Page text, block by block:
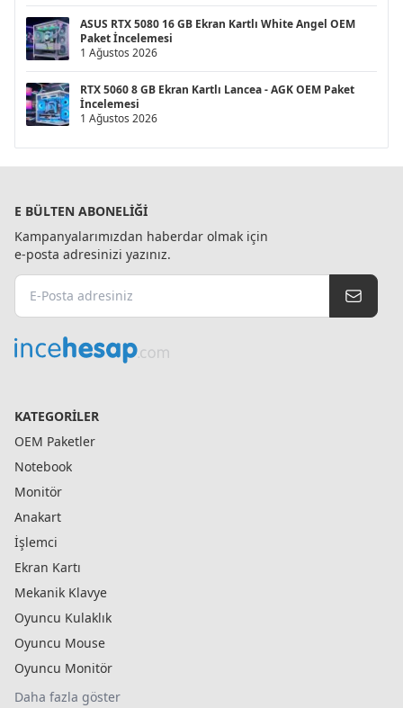
ASUS RTX 5080 16 GB Ekran Kartlı White Angel OEM
Paket İncelemesi
1 Ağustos 2026
RTX 5060 8 GB Ekran Kartlı Lancea - AGK OEM Paket
İncelemesi
1 Ağustos 2026
E BÜLTEN ABONELIĞI
Kampanyalarımızdan haberdar olmak için
e-posta adresinizi yazınız.
KATEGORILER
OEM Paketler
Notebook
Monitör
Anakart
İşlemci
Ekran Kartı
Mekanik Klavye
Oyuncu Kulaklık
Oyuncu Mouse
Oyuncu Monitör
Daha fazla göster